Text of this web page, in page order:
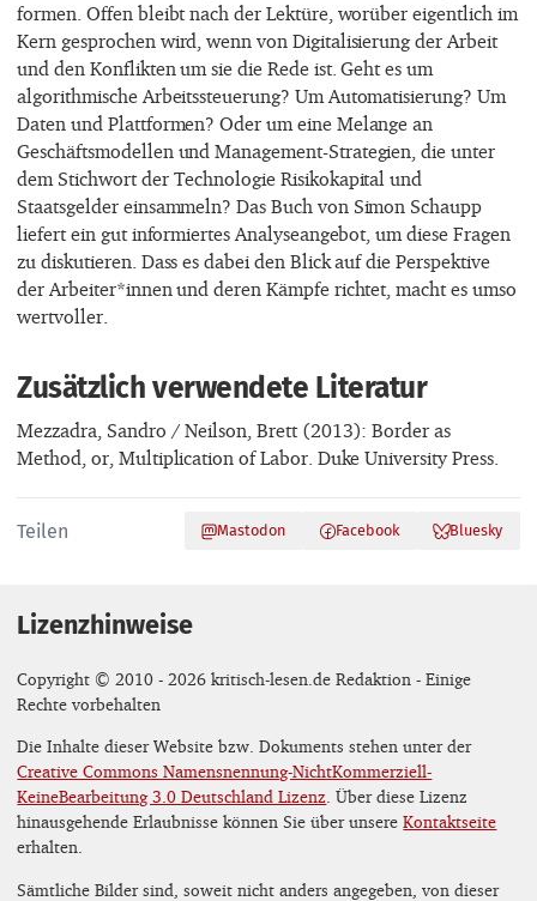
formen. Offen bleibt nach der Lektüre, worüber eigentlich im
Kern gesprochen wird, wenn von Digitalisierung der Arbeit
und den Konflikten um sie die Rede ist. Geht es um
algorithmische Arbeitssteuerung? Um Automatisierung? Um
Daten und Plattformen? Oder um eine Melange an
Geschäftsmodellen und Management-Strategien, die unter
dem Stichwort der Technologie Risikokapital und
Staatsgelder einsammeln? Das Buch von Simon Schaupp
liefert ein gut informiertes Analyseangebot, um diese Fragen
zu diskutieren. Dass es dabei den Blick auf die Perspektive
der Arbeiter*innen und deren Kämpfe richtet, macht es umso
wertvoller.
Zusätzlich verwendete Literatur
Mezzadra, Sandro / Neilson, Brett (2013): Border as
Method, or, Multiplication of Labor. Duke University Press.
Teilen Mastodon Facebook Bluesky
Lizenzhinweise
Copyright © 2010 - 2026 kritisch-lesen.de Redaktion - Einige
Rechte vorbehalten
Die Inhalte dieser Website bzw. Dokuments stehen unter der
Creative Commons Namensnennung-NichtKommerziell-
KeineBearbeitung 3.0 Deutschland Lizenz. Über diese Lizenz
hinausgehende Erlaubnisse können Sie über unsereKontaktseite
erhalten.
Sämtliche Bilder sind, soweit nicht anders angegeben, von dieser